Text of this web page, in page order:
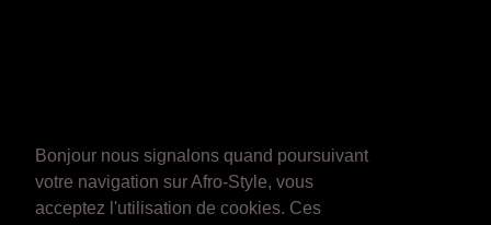
Bonjour nous signalons quand poursuivant
votre navigation sur Afro-Style, vous
acceptez l'utilisation de cookies. Ces